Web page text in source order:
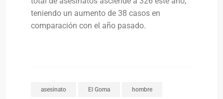
teniendo un aumento de 38 casos en
comparación con el año pasado.
asesinato El Goma hombre